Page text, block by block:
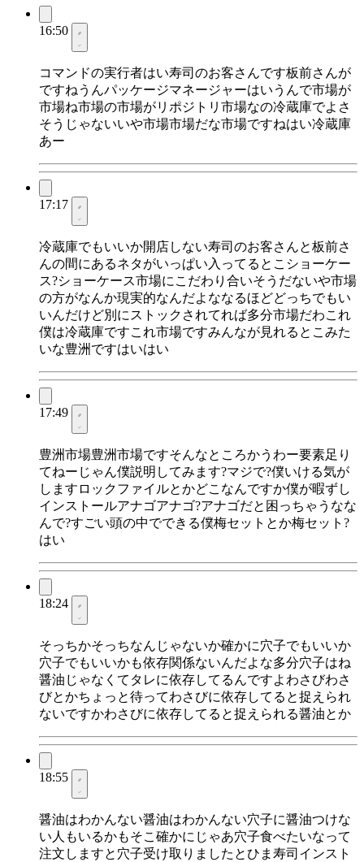
16:50
コマンドの実行者はい寿司のお客さんです板前さんが
ですねうんパッケージマネージャーはいうんで市場が
市場ね市場の市場がリポジトリ市場なの冷蔵庫でよさ
そうじゃないいや市場市場だな市場ですねはい冷蔵庫
あー
17:17
冷蔵庫でもいいか開店しない寿司のお客さんと板前さ
んの間にあるネタがいっぱい入ってるとこショーケー
ス?ショーケース市場にこだわり合いそうだないや市場
の方がなんか現実的なんだよななるほどどっちでもい
いんだけど別にストックされてれば多分市場だわこれ
僕は冷蔵庫ですこれ市場ですみんなが見れるとこみた
いな豊洲ですはいはい
17:49
豊洲市場豊洲市場ですそんなところかうわー要素足り
てねーじゃん僕説明してみます?マジで?僕いける気が
しますロックファイルとかどこなんですか僕が暇ずし
インストールアナゴアナゴ?アナゴだと困っちゃうなな
んで?すごい頭の中でできる僕梅セットとか梅セット?
はい
18:24
そっちかそっちなんじゃないか確かに穴子でもいいか
穴子でもいいかも依存関係ないんだよな多分穴子はね
醤油じゃなくてタレに依存してるんですよわさびわさ
びとかちょっと待ってわさびに依存してると捉えられ
ないですかわさびに依存してると捉えられる醤油とか
18:55
醤油はわかんない醤油はわかんない穴子に醤油つけな
い人もいるかもそこ確かにじゃあ穴子食べたいなって
注文しますと穴子受け取りましたとひま寿司インスト